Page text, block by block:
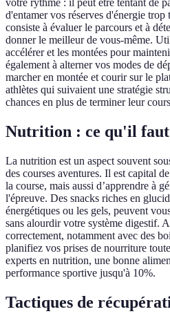
votre rythme : il peut être tentant de
d'entamer vos réserves d'énergie
consiste à évaluer le parcours et à
donner le meilleur de vous-même.
accélérer et les montées pour
également à alterner vos modes de
marcher en montée et courir sur le
athlètes qui suivaient une stratégie
chances en plus de terminer leur
Nutrition : ce qu'il
La nutrition est un aspect souvent
des courses aventures. Il est capital
la course, mais aussi d’apprendre à
l'épreuve. Des snacks riches en
énergétiques ou les gels, peuvent
sans alourdir votre système digestif.
correctement, notamment avec des
planifiez vos prises de nourriture
experts en nutrition, une bonne
performance sportive jusqu'à 10%.
Tactiques de